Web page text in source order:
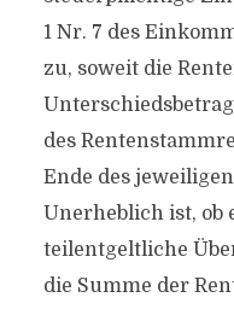
1 Nr. 7 des
zu, soweit die
des
Ende des
Unerheblich ist, ob
teilentgeltliche
die Summe der